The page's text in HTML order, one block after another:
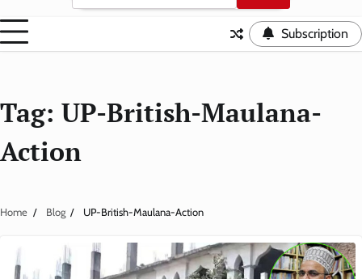
for:
Subscription
Tag: UP-British-Maulana-
Action
Home Blog UP-British-Maulana-Action